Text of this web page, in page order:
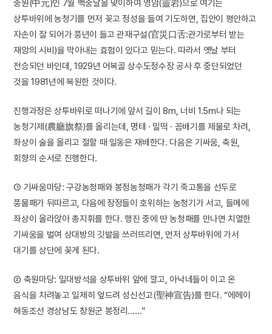
중원(中元)인 7월 백중날을 맞이하여 영암(靈岩)으로 여기는
상투바위에 농청기를 먼저 꽂고 정성을 들여 기도하면, 집안이 평안하고
자손이 잘 되어가 풍년이 들고 관재구설(官災口舌:관가로부터 받는
재앙의 시비)을 막아내는 효험이 있다고 믿는다. 따라서 옛날 부터
전승되던 바인데, 1929년 어복골 상수도정수장 공사 후 중단되었던
것을 1981년에 복원한 것이다.
진행과정은 상투바위로 떠나기에 앞서 길이 8m, 너비 1.5m나 되는
농청기제(農廳旗祭)를 올리는데, 명태 · 밀떡 · 꼼배기를 제물로 차려,
좌상이 술을 올리고 절할 때 일동은 재배한다. 다음은 기싸움, 축원,
회향의 순서로 진행한다.
① 기싸움마당: 구강농청패와 봉정농청패가 각기 죽고통을 선두로
풍물패가 뒤따르고, 다음에 장정들이 호위하는 농청기가 서고, 들메에
좌상이 올라앉아 총지휘를 한다. 행진 중에 딴 농청패를 만나면 치열한
기싸움을 벌여 상대방의 깃발을 쓰러뜨리면, 먼저 상투바위에 가서
대기를 상단에 꽂게 된다.
② 축원마당: 밀대방석을 상투바위 앞에 깔고, 아낙네들이 이고 온
음식을 차려놓고 일제히 엎드려 성신선고(聖神宣告)를 한다. “에헤이
해동조선 경상남도 창원군 봉정리……”